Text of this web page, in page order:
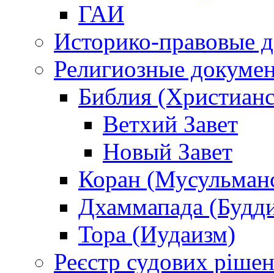
ГАИ
Историко-правовые
Религиозные
Библия
Ветхий Завет
Новый Завет
Коран
Дхаммапада
Тора (Иудаизм)
Реєстр судових